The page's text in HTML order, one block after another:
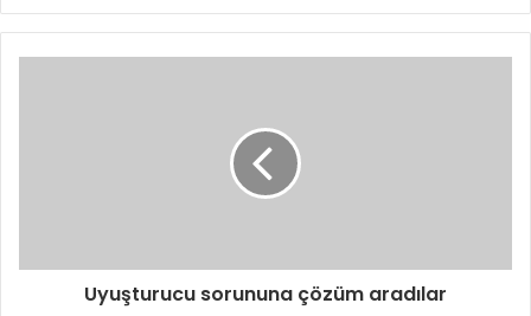
Uyuşturucu sorununa çözüm aradılar